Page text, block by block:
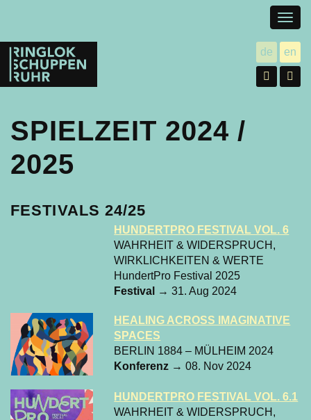
Ringlokschuppen
Ruhr
de utsch
en
SPIELZEIT 2024 /
2025
FESTIVALS 24/25
HUNDERTPRO FESTIVAL VOL. 6
WAHRHEIT & WIDERSPRUCH,
WIRKLICHKEITEN & WERTE
HundertPro Festival 2025
Festival
→ 31. Aug 2024
HEALING ACROSS IMAGINATIVE
SPACES
BERLIN 1884 – MÜLHEIM 2024
Konferenz → 08. Nov 2024
HUNDERTPRO FESTIVAL VOL. 6.1
WAHRHEIT & WIDERSPRUCH,